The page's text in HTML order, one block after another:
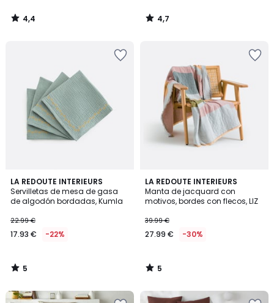
4,4
/
4,7
/
LA REDOUTE INTERIEURS
Servilletas de mesa de gasa
de algodón bordadas, Kumla
22.99 €
17.93 € -22%
5
/
5
5
/
LA REDOUTE INTERIEURS
Manta de jacquard con
motivos, bordes con flecos, LIZ
39.99 €
27.99 € -30%
5
/
5
5
/